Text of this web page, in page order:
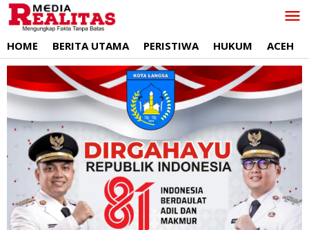
Lewati
ke
HOME BERITA UTAMA PERISTIWA HUKUM ACEH